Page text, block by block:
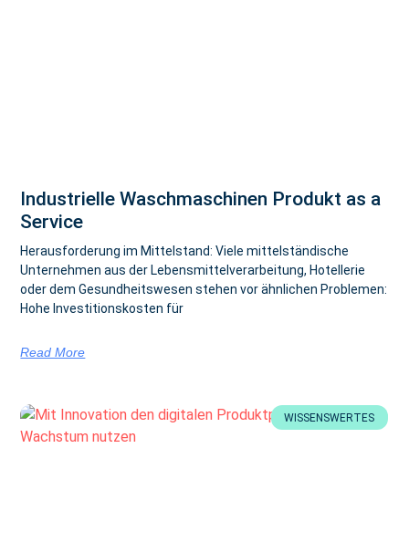
Industrielle Waschmaschinen Produkt as a
Service
Herausforderung im Mittelstand: Viele mittelständische
Unternehmen aus der Lebensmittelverarbeitung, Hotellerie
oder dem Gesundheitswesen stehen vor ähnlichen Problemen:
Hohe Investitionskosten für
Read More
WISSENSWERTES